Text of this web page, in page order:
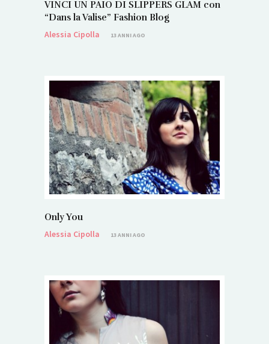
VINCI UN PAIO DI SLIPPERS GLAM con
“Dans la Valise” Fashion Blog
Alessia Cipolla
13 ANNI AGO
Only You
Alessia Cipolla
13 ANNI AGO